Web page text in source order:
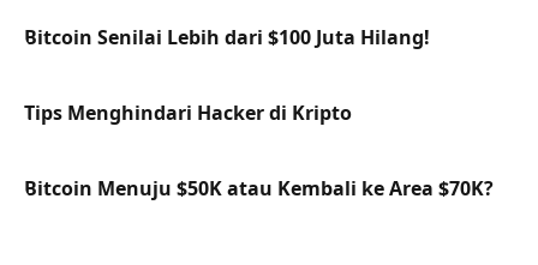
Bitcoin Senilai Lebih dari $100 Juta Hilang!
Tips Menghindari Hacker di Kripto
Bitcoin Menuju $50K atau Kembali ke Area $70K?